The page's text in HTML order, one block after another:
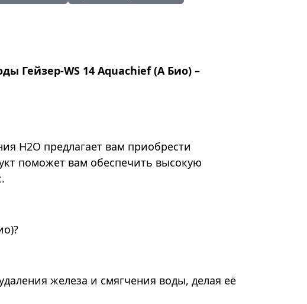
Гейзер-WS 14 Aquachief (A Био) –
Н2О предлагает вам приобрести
поможет вам обеспечить высокую
железа и смягчения воды, делая её